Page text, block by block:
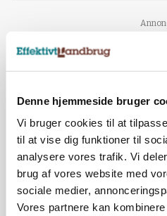
Denne hjemmeside bruger
Vi bruger cookies til at
til at vise dig funktioner til
analysere vores trafik. Vi
brug af vores website med
sociale medier,
Vores partnere kan
Loading...